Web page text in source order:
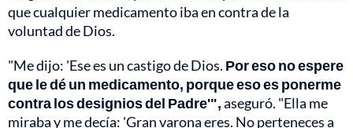
que cualquier medicamento iba en contra de la
voluntad de Dios.
"Me dijo: 'Ese es un castigo de Dios. Por eso no espere
que le dé un medicamento, porque eso es ponerme
contra los designios del Padre'",aseguró. "Ella me
miraba y me decía: 'Gran varona eres. No perteneces a